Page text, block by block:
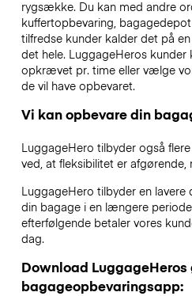
rygsække. Du kan med andre
kuffertopbevaring,
tilfredse kunder kalder det på
det hele. LuggageHeros
opkrævet pr. time eller vælge
de vil have opbevaret.
Vi kan opbevare din
LuggageHero tilbyder også
ved, at fleksibilitet er afgørende,
LuggageHero tilbyder en lavere
din bagage i en længere
efterfølgende betaler vores
dag.
Download LuggageHeros
bagageopbevaringsapp: